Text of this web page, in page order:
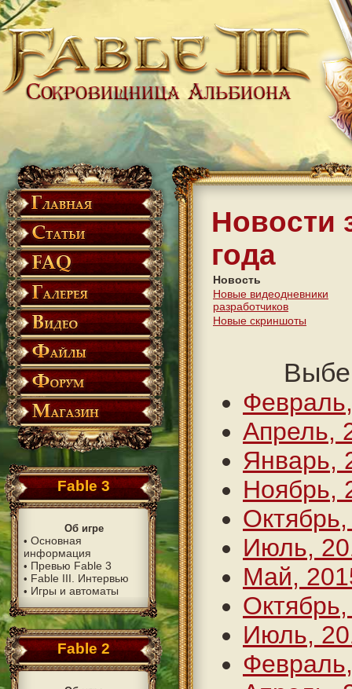
Fable 3
Об игре
• Основная
информация
• Превью Fable 3
• Fable III. Интервью
• Игры и автоматы
Fable 2
Новости
года
Новость
Новые видеодневники
разработчиков
Новые скриншоты
Апрель,
Январь,
Ноябрь,
Июль,
Май,
Июль,